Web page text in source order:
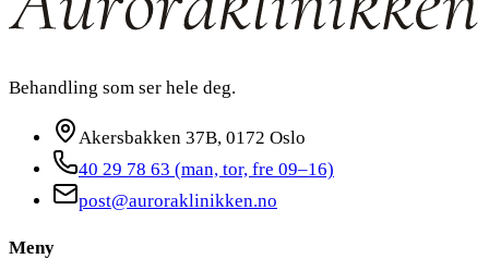
Behandling som ser hele deg.
Akersbakken 37B, 0172 Oslo
40 29 78 63 (man, tor, fre 09–16)
post@auroraklinikken.no
Meny